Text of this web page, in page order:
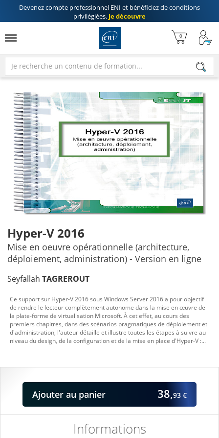
Devenez compte professionnel ENI et bénéficiez deconditions
privilégiées. Je découvre
Hyper-V 2016
Mise en oeuvre opérationnelle (architecture,
déploiement, administration) - Version en ligne
Seyfallah TAGREROUT
Informations
Ajouter au panier 38,93 €
Ce support sur Hyper-V 2016 sous Windows Server 2016 a pour objectif
de rendre le lecteur complètement autonome dans la mise en œuvre de
la plate-forme de virtualisation Microsoft. À cet effet, au cours des
premiers chapitres, dans des scénarios pragmatiques de déploiement et
d'administration, l'auteur détaille et illustre toutes les étapes à suivre au
niveau du design, de la configuration et de la mise en place d'Hyper-V :...